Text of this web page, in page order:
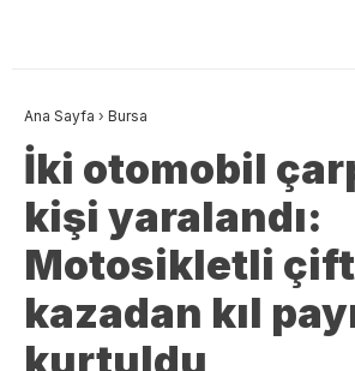
Ana Sayfa › Bursa
İki otomobil
kişi yaralandı:
Motosikletli çift
kazadan kıl
kurtuldu